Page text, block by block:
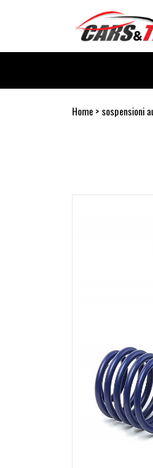
principale
Home sospensioni